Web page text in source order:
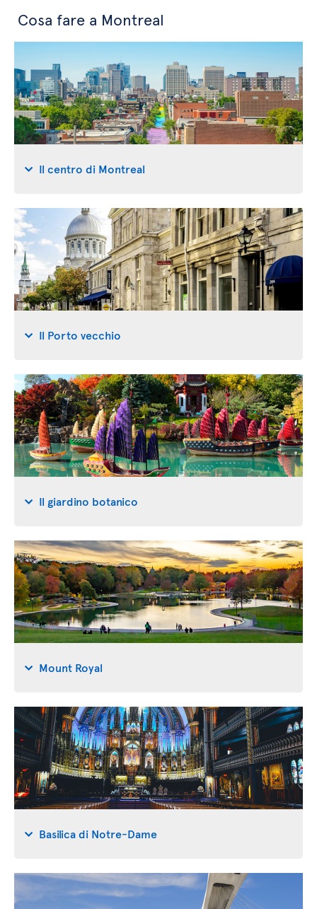
Cosa fare a Montreal
Il centro di Montreal
Il Porto vecchio
Il giardino botanico
Mount Royal
Basilica di Notre-Dame